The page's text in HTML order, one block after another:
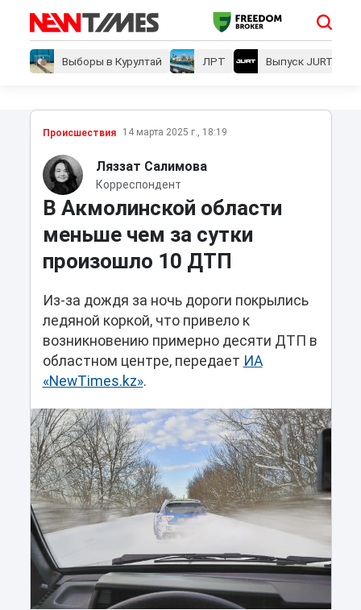
Выборы в Курултай ЛРТ Выпуск JURT
Проиcшествия 14 марта 2025 г., 18:19
Ляззат Салимова
Корреспондент
В Акмолинской области
меньше чем за сутки
произошло 10 ДТП
Из-за дождя за ночь дороги покрылись
ледяной коркой, что привело к
возникновению примерно десяти ДТП в
областном центре, передает ИА
«NewTimes.kz».